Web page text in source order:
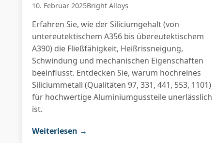
10. Februar 2025Bright Alloys
Erfahren Sie, wie der Siliciumgehalt (von
untereutektischem A356 bis übereutektischem
A390) die Fließfähigkeit, Heißrissneigung,
Schwindung und mechanischen Eigenschaften
beeinflusst. Entdecken Sie, warum hochreines
Siliciummetall (Qualitäten 97, 331, 441, 553, 1101)
für hochwertige Aluminiumgussteile unerlässlich
ist.
Weiterlesen →